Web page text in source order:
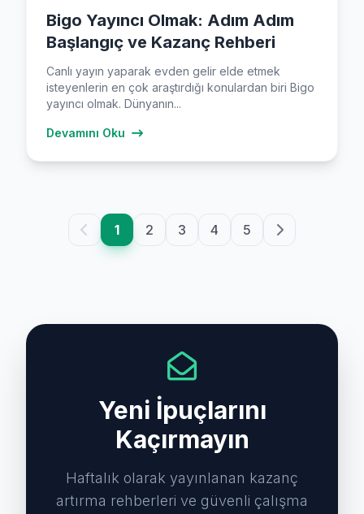
Bigo Yayıncı Olmak: Adım Adım
Başlangıç ve Kazanç Rehberi
Canlı yayın yaparak evden gelir elde etmek
isteyenlerin en çok araştırdığı konulardan biri Bigo
yayıncı olmak. Dünyanın...
Devamını Oku
1 2 3 4 5
Yeni İpuçlarını
Kaçırmayın
Haftalık olarak yayınlanan kazanç
artırma rehberleri ve güvenli çalışma